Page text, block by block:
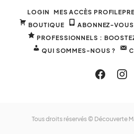
LOGIN MES ACCÈS
BOUTIQUE
ABONNEZ-
PROFESSIONNELS :
QUI SOMMES-NOUS ?
Tous droits réservés © Découverte